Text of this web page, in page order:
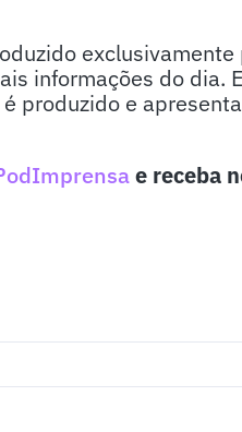
informações do dia.
produzido e
e receba